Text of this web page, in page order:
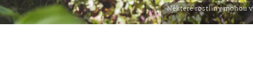
Některé rostliny mohou